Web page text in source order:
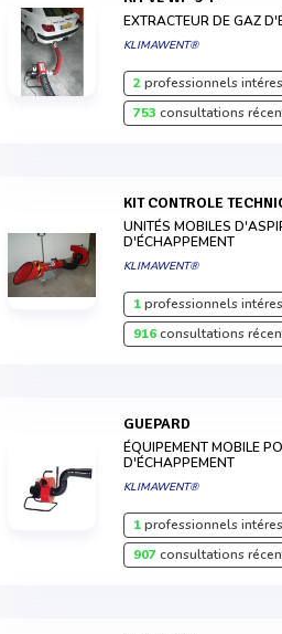
EXTRACTEUR DE GAZ
KLIMAWENT®
2professionnels
753 consultations
KIT CONTROLE
UNITÉS MOBILES
D'ÉCHAPPEMENT
KLIMAWENT®
1professionnels
916consultations
GUEPARD
ÉQUIPEMENT MOBILE
D'ÉCHAPPEMENT
KLIMAWENT®
1professionnels
907consultations